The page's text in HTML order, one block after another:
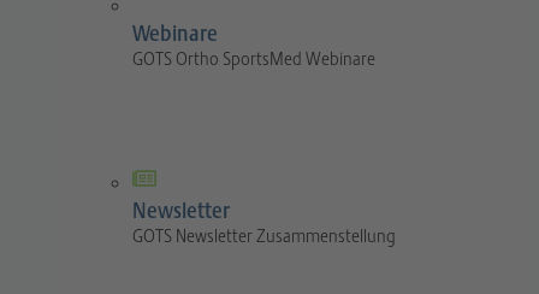
Webinare
GOTS Ortho SportsMed Webinare
Newsletter
GOTS Newsletter Zusammenstellung